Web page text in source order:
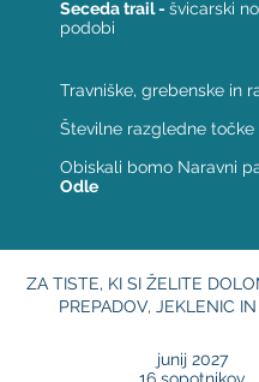
Seceda trail - švicarski
podobi
Travniške, grebenske in
Številne razgledne točke
Obiskali bomo Naravni
Odle
ZA TISTE, KI SI ŽELITE
PREPADOV, JEKLENIC
junij 2027